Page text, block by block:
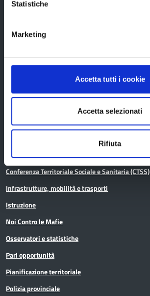
Statistiche
Marketing
Accetta tutti i cookie
Accetta selezionati
Rifiuta
Aree tematiche
Bilancio
Conferenza Territoriale Sociale e Sanitaria (CTSS)
Infrastrutture, mobilità e trasporti
Istruzione
Noi Contro le Mafie
Osservatori e statistiche
Pari opportunità
Pianificazione territoriale
Polizia provinciale